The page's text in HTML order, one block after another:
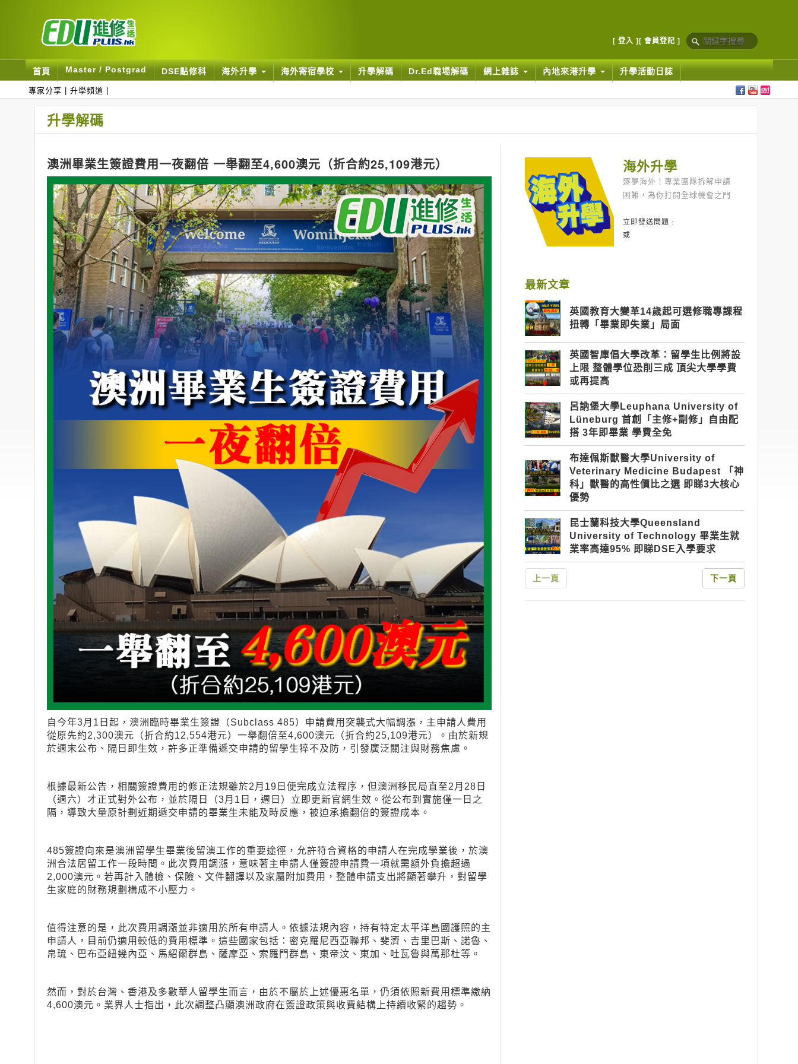
[ 登入 ] [ 會員登記 ]
首頁 Master / Postgrad DSE點修科 海外升學 海外寄宿學校 升學解碼 Dr.Ed職場解碼 網上雜誌 內地來港升學 升學活動日誌
專家分享 升學頻道
升學解碼
澳洲畢業生簽證費用一夜翻倍 一舉翻至4,600澳元（折合約25,109港元）
自今年3月1日起，澳洲臨時畢業生簽證（Subclass 485）申請費用突襲式大幅調漲，主申請人費用
從原先約2,300澳元（折合約12,554港元）一舉翻倍至4,600澳元（折合約25,109港元）。由於新規
於週末公布、隔日即生效，許多正準備遞交申請的留學生猝不及防，引發廣泛關注與財務焦慮。
根據最新公告，相關簽證費用的修正法規雖於2月19日便完成立法程序，但澳洲移民局直至2月28日
（週六）才正式對外公布，並於隔日（3月1日，週日）立即更新官網生效。從公布到實施僅一日之
隔，導致大量原計劃近期遞交申請的畢業生未能及時反應，被迫承擔翻倍的簽證成本。
485簽證向來是澳洲留學生畢業後留澳工作的重要途徑，允許符合資格的申請人在完成學業後，於澳
洲合法居留工作一段時間。此次費用調漲，意味著主申請人僅簽證申請費一項就需額外負擔超過
2,000澳元。若再計入體檢、保險、文件翻譯以及家屬附加費用，整體申請支出將顯著攀升，對留學
生家庭的財務規劃構成不小壓力。
值得注意的是，此次費用調漲並非適用於所有申請人。依據法規內容，持有特定太平洋島國護照的主
申請人，目前仍適用較低的費用標準。這些國家包括：密克羅尼西亞聯邦、斐濟、吉里巴斯、諾魯、
帛琉、巴布亞紐幾內亞、馬紹爾群島、薩摩亞、索羅門群島、東帝汶、東加、吐瓦魯與萬那杜等。
然而，對於台灣、香港及多數華人留學生而言，由於不屬於上述優惠名單，仍須依照新費用標準繳納
4,600澳元。業界人士指出，此次調整凸顯澳洲政府在簽證政策與收費結構上持續收緊的趨勢。
海外升學
逐夢海外！專業團隊拆解申請
困難，為你打開全球機會之門
立即發送問題﹕
或
最新文章
英國教育大變革14歲起可選修職專課程
扭轉「畢業即失業」局面
英國智庫倡大學改革：留學生比例將設
上限 整體學位恐削三成 頂尖大學學費
或再提高
呂訥堡大學Leuphana University of
Lüneburg 首創「主修+副修」自由配
搭 3年即畢業 學費全免
布達佩斯獸醫大學University of
Veterinary Medicine Budapest 「神
科」獸醫的高性價比之選 即睇3大核心
優勢
昆士蘭科技大學Queensland
University of Technology 畢業生就
業率高達95% 即睇DSE入學要求
上一頁 下一頁